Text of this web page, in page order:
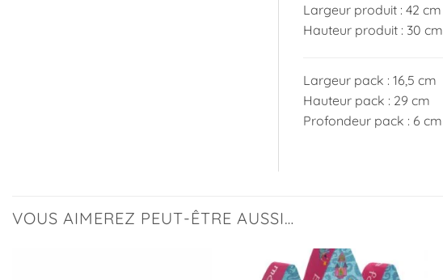
Largeur produit : 42 cm
Hauteur produit : 30 cm
Largeur pack : 16,5 cm
Hauteur pack : 29 cm
Profondeur pack : 6 cm
VOUS AIMEREZ PEUT-ÊTRE AUSSI…